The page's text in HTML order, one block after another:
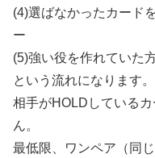
(4)選ばなかったカード
ー
(5)強い役を作れていた
という流れになります。
相手がHOLDしている
ん。
最低限、ワンペア（同